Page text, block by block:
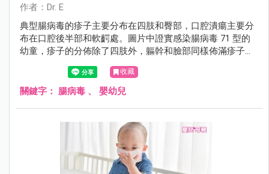
作者：Dr. E
典型腸病毒的疹子主要分布在四肢和臀部，口腔潰瘍主要分
布在口腔後半部和軟齶處。圖片中證實感染腸病毒 71 型的
幼童，疹子的分佈除了四肢外，軀幹和臉部同樣佈滿疹子；
口腔潰瘍位置不是在後半部而是長在舌頭，以上表現都跟典
型腸病毒表現不同。
收藏
關鍵字： 腸病毒 、 嬰幼兒